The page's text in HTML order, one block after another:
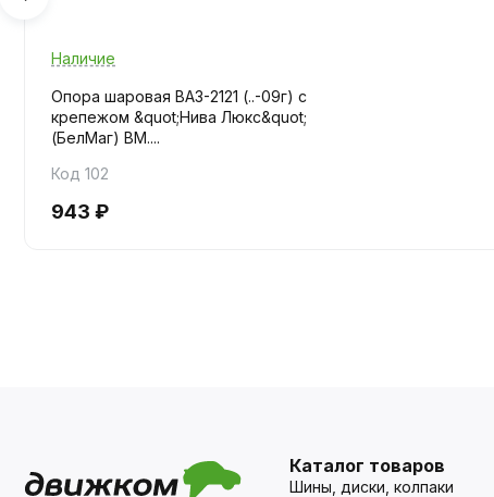
Наличие
Опора шаровая ВАЗ-2121 (..-09г) с
крепежом &quot;Нива Люкс&quot;
(БелМаг) BM....
Код 102
943 ₽
Каталог товаров
Шины, диски, колпаки